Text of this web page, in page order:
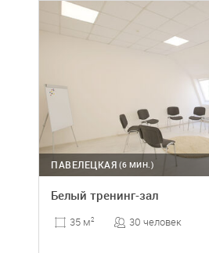
(6 МИН.)
ПАВЕЛЕЦКАЯ
Белый тренинг-зал
35 м2 30 человек